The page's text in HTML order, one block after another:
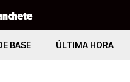
BASE ÚLTIMA HORA